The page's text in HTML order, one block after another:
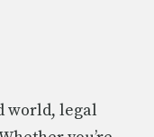
world, legal